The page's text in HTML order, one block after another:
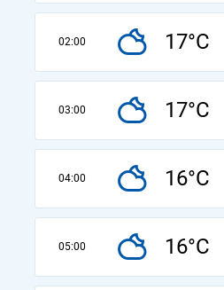
02:00 17°C
03:00 17°C
04:00 16°C
05:00 16°C